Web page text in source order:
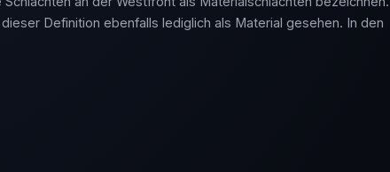
Definition ebenfalls lediglich als Material gesehen. In den